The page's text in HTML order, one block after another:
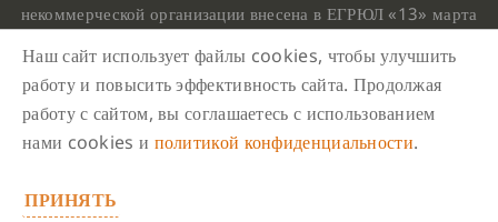
некоммерческой организации внесена в ЕГРЮЛ «13» марта
номером 1107799015708.
Ганден Тендар Линг © 2020 Все права защищены
Наш адрес : г. Москва, Нахимовский проспект, 32. Этаж
10, каб.1023,
Наш сайт использует файлы cookies, чтобы улучшить
работу и повысить эффективность сайта. Продолжая
работу с сайтом, вы соглашаетесь с использованием
нами cookies и политикой конфиденциальности.
ПРИНЯТЬ